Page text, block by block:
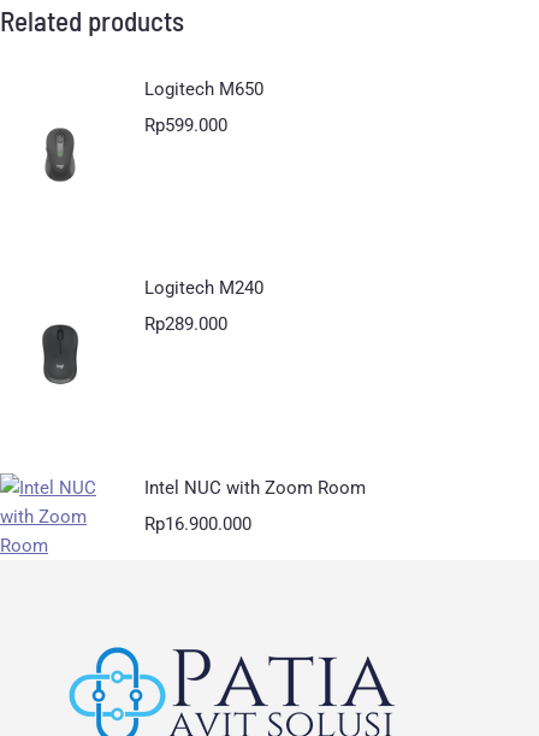
Related products
Logitech M650
Rp599.000
Logitech M240
Rp289.000
Intel NUC with Zoom Room
Rp16.900.000